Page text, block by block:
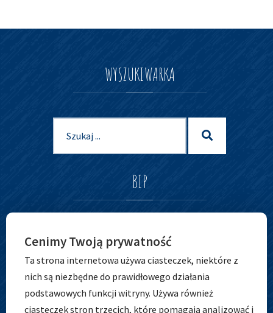
WYSZUKIWARKA
dla:
BIP
Cenimy Twoją prywatność
Ta strona internetowa używa ciasteczek, niektóre z
nich są niezbędne do prawidłowego działania
podstawowych funkcji witryny. Używa również
ciasteczek stron trzecich, które pomagają analizować i